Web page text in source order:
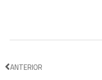
ANTERIOR